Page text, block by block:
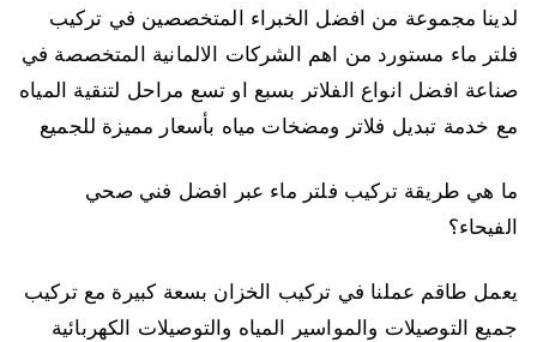
لدينا مجموعة من افضل الخبراء المتخصصين في تركيب
فلتر ماء مستورد من اهم الشركات الالمانية المتخصصة في
صناعة افضل انواع الفلاتر بسبع او تسع مراحل لتنقية المياه
مع خدمة تبديل فلاتر ومضخات مياه بأسعار مميزة للجميع
ما هي طريقة تركيب فلتر ماء عبر افضل فني صحي
الفيحاء؟
يعمل طاقم عملنا في تركيب الخزان بسعة كبيرة مع تركيب
جميع التوصيلات والمواسير المياه والتوصيلات الكهربائية